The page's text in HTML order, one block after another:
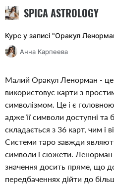
SPICA ASTROLOGY
Курс у записі "Оракул
Анна Карпеева
Малий Оракул Ленорман -
використовує карти з
символізмом. Це і є
адже її символи доступні та
складається з 36 карт, чим і
Системи таро завжди
символи і сюжети. Ленорман
значення досить пряме, що
передбаченнях дійти до